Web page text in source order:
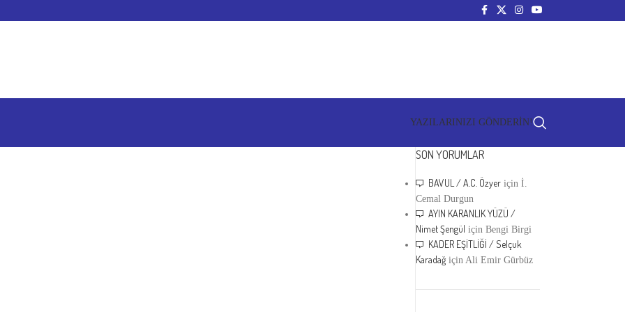
YAZILARINIZI GÖNDERİN!
SON YORUMLAR
BAVUL / A.C. Özyer içinİ.
Cemal Durgun
AYIN KARANLIK YÜZÜ /
Nimet Şengül içinBengi Birgi
KADER EŞİTLİĞİ / Selçuk
Karadağ içinAli Emir Gürbüz